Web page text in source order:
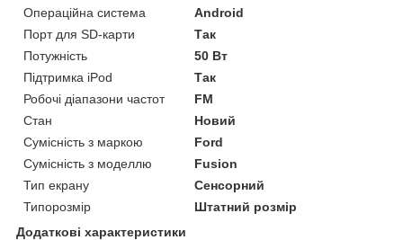
Операційна система
Android
Порт для SD-карти
Так
Потужність
50 Вт
Підтримка iPod
Так
Робочі діапазони частот
FM
Стан
Новий
Сумісність з маркою
Ford
Сумісність з моделлю
Fusion
Тип екрану
Сенсорний
Типорозмір
Штатний розмір
Додаткові характеристики